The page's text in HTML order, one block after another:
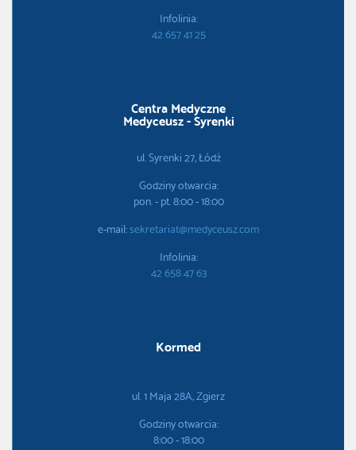
Infolinia:
42 657 41 25
Centra Medyczne
Medyceusz - Syrenki
ul. Syrenki 27, Łódź
Godziny otwarcia:
pon. - pt. 8:00 - 18:00
e-mail:sekretariat@medyceusz.com
Infolinia:
42 658 47 63
Kormed
ul. 1 Maja 28A, Zgierz
Godziny otwarcia:
8:00 - 18:00